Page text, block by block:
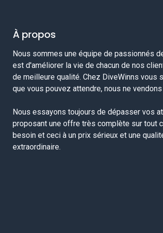
À propos
Nous sommes une équipe de passionnés
est d'améliorer la vie de chacun de nos
de meilleure qualité. Chez DiveWinns vous
que vous pouvez attendre, nous ne
Nous essayons toujours de dépasser vos
proposant une offre très complète sur tout
besoin et ceci à un prix sérieux et une
extraordinaire.